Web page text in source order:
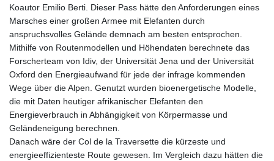
Koautor Emilio Berti. Dieser Pass hätte den Anforderungen eines
Marsches einer großen Armee mit Elefanten durch
anspruchsvolles Gelände demnach am besten entsprochen.
Mithilfe von Routenmodellen und Höhendaten berechnete das
Forscherteam von Idiv, der Universität Jena und der Universität
Oxford den Energieaufwand für jede der infrage kommenden
Wege über die Alpen. Genutzt wurden bioenergetische Modelle,
die mit Daten heutiger afrikanischer Elefanten den
Energieverbrauch in Abhängigkeit von Körpermasse und
Geländeneigung berechnen.
Danach wäre der Col de la Traversette die kürzeste und
energieeffizienteste Route gewesen. Im Vergleich dazu hätten die